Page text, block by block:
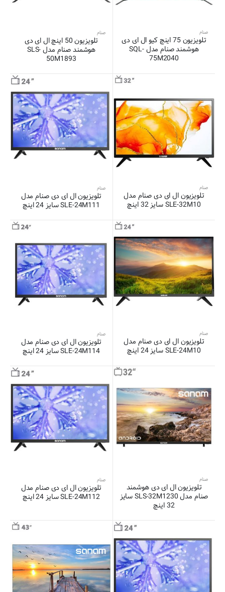
صنام
تلویزیون 75 اینچ کیو ال ای دی
هوشمند صنام مدل SQL-
75M2040
صنام
تلویزیون 50 اینچ ال ای دی
هوشمند صنام مدل SLS-
50M1893
صنام
تلويزيون ال ای دی صنام مدل
SLE-32M10 سايز 32 اينچ
صنام
تلویزیون ال ای دی صنام مدل
SLE-24M111 سایز 24 اینچ
صنام
تلویزیون ال ای دی صنام مدل
SLE-24M10 سایز 24 اینچ
صنام
تلویزیون ال ای دی صنام مدل
SLE-24M114 سایز 24 اینچ
صنام
تلویزیون ال ای دی هوشمند
صنام مدل SLS-32M1230 سایز
32 اینچ
صنام
تلویزیون ال ای دی صنام مدل
SLE-24M112 سایز 24 اینچ